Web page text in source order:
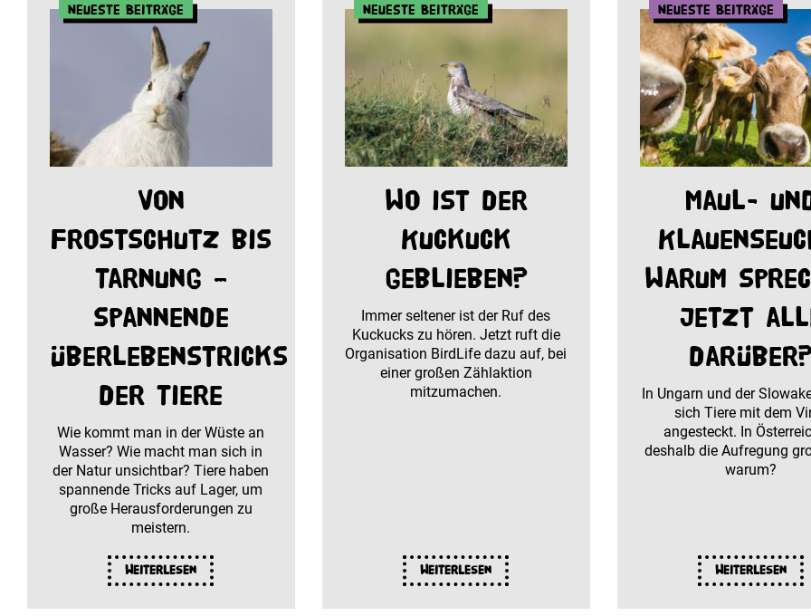
Neueste Beiträge
Von
Frostschutz bis
Tarnung –
spannende
Überlebenstricks
der Tiere
Wie kommt man in der Wüste an
Wasser? Wie macht man sich in
der Natur unsichtbar? Tiere haben
spannende Tricks auf Lager, um
große Herausforderungen zu
meistern.
Weiterlesen
Neueste Beiträge
Wo ist der
Kuckuck
geblieben?
Immer seltener ist der Ruf des
Kuckucks zu hören. Jetzt ruft die
Organisation BirdLife dazu auf, bei
einer großen Zählaktion
mitzumachen.
Weiterlesen
Neueste Beiträge
Maul-
Warum
jetzt
In Ungarn und der
sich Tiere mit dem
angesteckt. In
deshalb die Aufregung
warum?
Weiterlesen